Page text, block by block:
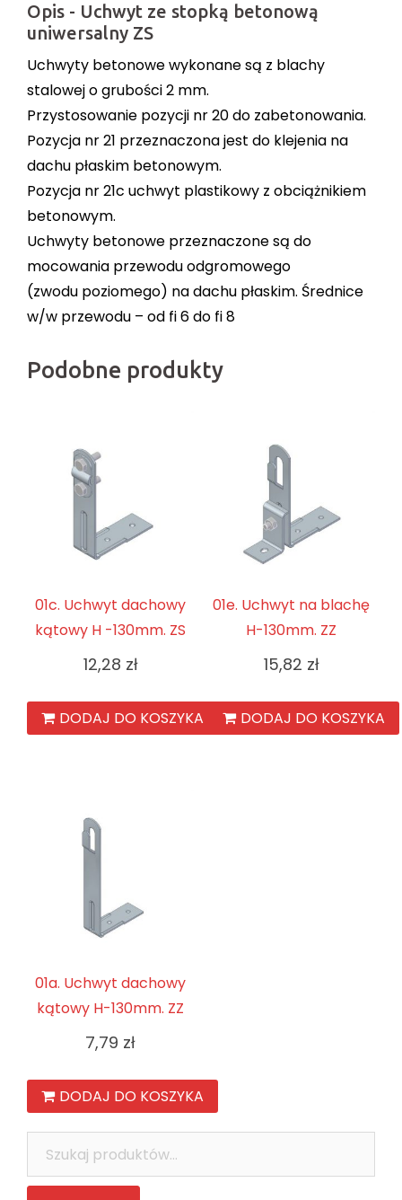
Opis - Uchwyt ze stopką betonową
uniwersalny ZS
Uchwyty betonowe wykonane są z blachy
stalowej o grubości 2 mm.
Przystosowanie pozycji nr 20 do zabetonowania.
Pozycja nr 21 przeznaczona jest do klejenia na
dachu płaskim betonowym.
Pozycja nr 21c uchwyt plastikowy z obciążnikiem
betonowym.
Uchwyty betonowe przeznaczone są do
mocowania przewodu odgromowego
(zwodu poziomego) na dachu płaskim. Średnice
w/w przewodu – od fi 6 do fi 8
Podobne produkty
01c. Uchwyt dachowy
kątowy H -130mm. ZS
12,28 zł
DODAJ DO KOSZYKA
01e. Uchwyt na blachę
H-130mm. ZZ
15,82 zł
DODAJ DO KOSZYKA
01a. Uchwyt dachowy
kątowy H-130mm. ZZ
7,79 zł
DODAJ DO KOSZYKA